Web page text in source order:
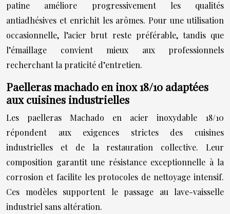
patine améliore progressivement les qualités
antiadhésives et enrichit les arômes. Pour une utilisation
occasionnelle, l’acier brut reste préférable, tandis que
l’émaillage convient mieux aux professionnels
recherchant la praticité d’entretien.
Paelleras machado en inox 18/10 adaptées
aux cuisines industrielles
Les paelleras Machado en acier inoxydable 18/10
répondent aux exigences strictes des cuisines
industrielles et de la restauration collective. Leur
composition garantit une résistance exceptionnelle à la
corrosion et facilite les protocoles de nettoyage intensif.
Ces modèles supportent le passage au lave-vaisselle
industriel sans altération.